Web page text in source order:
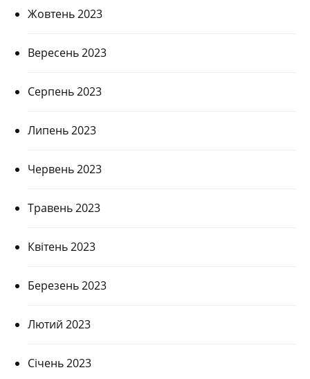
Жовтень 2023
Вересень 2023
Серпень 2023
Липень 2023
Червень 2023
Травень 2023
Квітень 2023
Березень 2023
Лютий 2023
Січень 2023